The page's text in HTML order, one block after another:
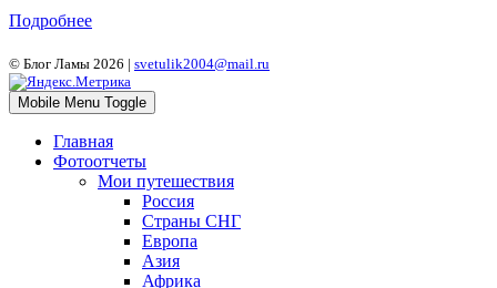
Подробнее
© Блог Ламы 2026 | svetulik2004@mail.ru
Mobile Menu Toggle
Главная
Фотоотчеты
Мои путешествия
Россия
Страны СНГ
Европа
Азия
Африка